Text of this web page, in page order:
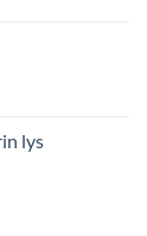
lys